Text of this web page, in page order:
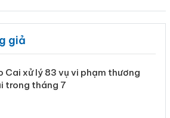
giả
Cai xử lý 83 vụ vi phạm thương
trong tháng 7